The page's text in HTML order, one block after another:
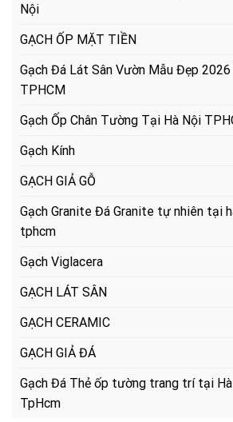
Nội
GẠCH ỐP MẶT TIỀN
Gạch Đá Lát Sân Vườn Mẫu Đẹp
TPHCM
Gạch Ốp Chân Tường Tại Hà Nội
Gạch Kính
GẠCH GIẢ GỖ
Gạch Granite Đá Granite tự nhiên tại
tphcm
Gạch Viglacera
GẠCH LÁT SÂN
GẠCH CERAMIC
GẠCH GIẢ ĐÁ
Gạch Đá Thẻ ốp tường trang trí tại
TpHcm